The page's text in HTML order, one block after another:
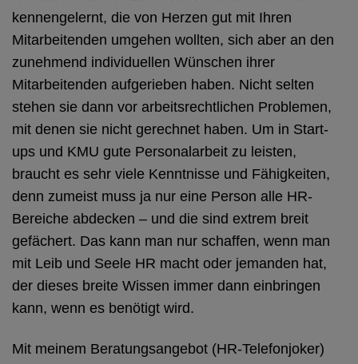
kennengelernt, die von Herzen gut mit Ihren
Mitarbeitenden umgehen wollten, sich aber an den
zunehmend individuellen Wünschen ihrer
Mitarbeitenden aufgerieben haben. Nicht selten
stehen sie dann vor arbeitsrechtlichen Problemen,
mit denen sie nicht gerechnet haben. Um in Start-
ups und KMU gute Personalarbeit zu leisten,
braucht es sehr viele Kenntnisse und Fähigkeiten,
denn zumeist muss ja nur eine Person alle HR-
Bereiche abdecken – und die sind extrem breit
gefächert. Das kann man nur schaffen, wenn man
mit Leib und Seele HR macht oder jemanden hat,
der dieses breite Wissen immer dann einbringen
kann, wenn es benötigt wird.
Mit meinem Beratungsangebot (HR-Telefonjoker)